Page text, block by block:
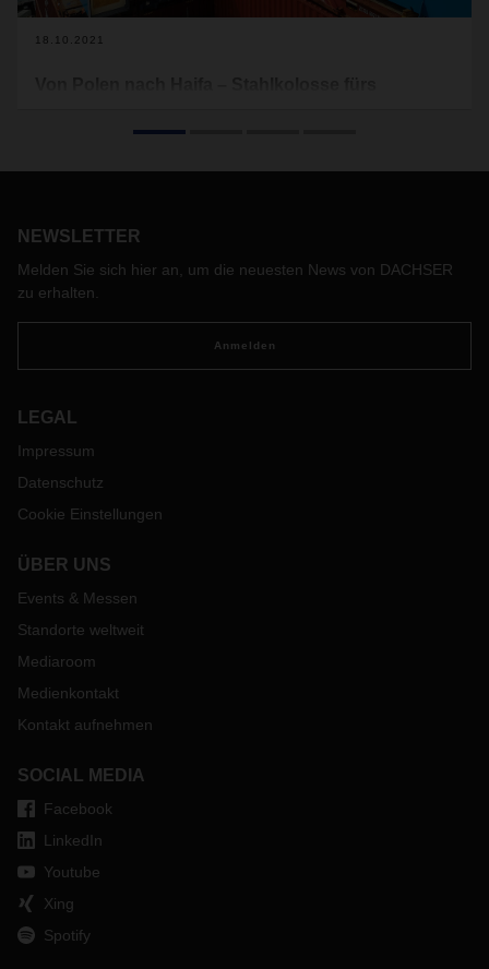
18.10.2021
neuen Containerbrücken für den Hafen in Haifa. DACHSER
verschiedene Teile von Zulieferern aus ganz Europa. Ein
NEWSLETTER
Melden Sie sich hier an, um die neuesten News von DACHSER
zu erhalten.
Anmelden
LEGAL
Impressum
Datenschutz
Cookie Einstellungen
ÜBER UNS
Events & Messen
Standorte weltweit
Mediaroom
Medienkontakt
Kontakt aufnehmen
SOCIAL MEDIA
Facebook
LinkedIn
Youtube
Xing
Spotify